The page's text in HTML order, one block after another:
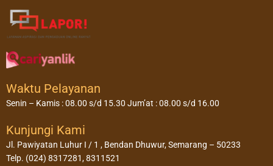
Waktu Pelayanan
Senin – Kamis : 08.00 s/d 15.30 Jum’at : 08.00 s/d 16.00
Kunjungi Kami
Jl. Pawiyatan Luhur I / 1 , Bendan Dhuwur, Semarang – 50233
Telp. (024) 8317281, 8311521